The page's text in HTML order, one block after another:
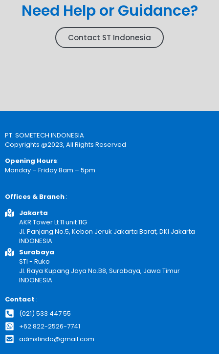
Need Help or Guidance?
Contact ST Indonesia
PT. SOMETECH INDONESIA
Copyrights @2023, All Rights Reserved
Opening Hours:
Monday – Friday 8am – 5pm
Offices & Branch :
Jakarta
AKR Tower Lt 11 unit 11G
Jl. Panjang No.5, Kebon Jeruk Jakarta Barat, DKI Jakarta
INDONESIA
Surabaya
STI - Ruko
Jl. Raya Kupang Jaya No.B8, Surabaya, Jawa Timur
INDONESIA
Contact :
(021) 533 447 55
+62 822-2526-7741
admstindo@gmail.com